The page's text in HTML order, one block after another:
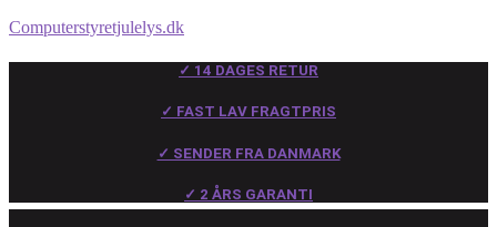
Computerstyretjulelys.dk
✓ 14 DAGES RETUR
✓ FAST LAV FRAGTPRIS
✓ SENDER FRA DANMARK
✓ 2 ÅRS GARANTI